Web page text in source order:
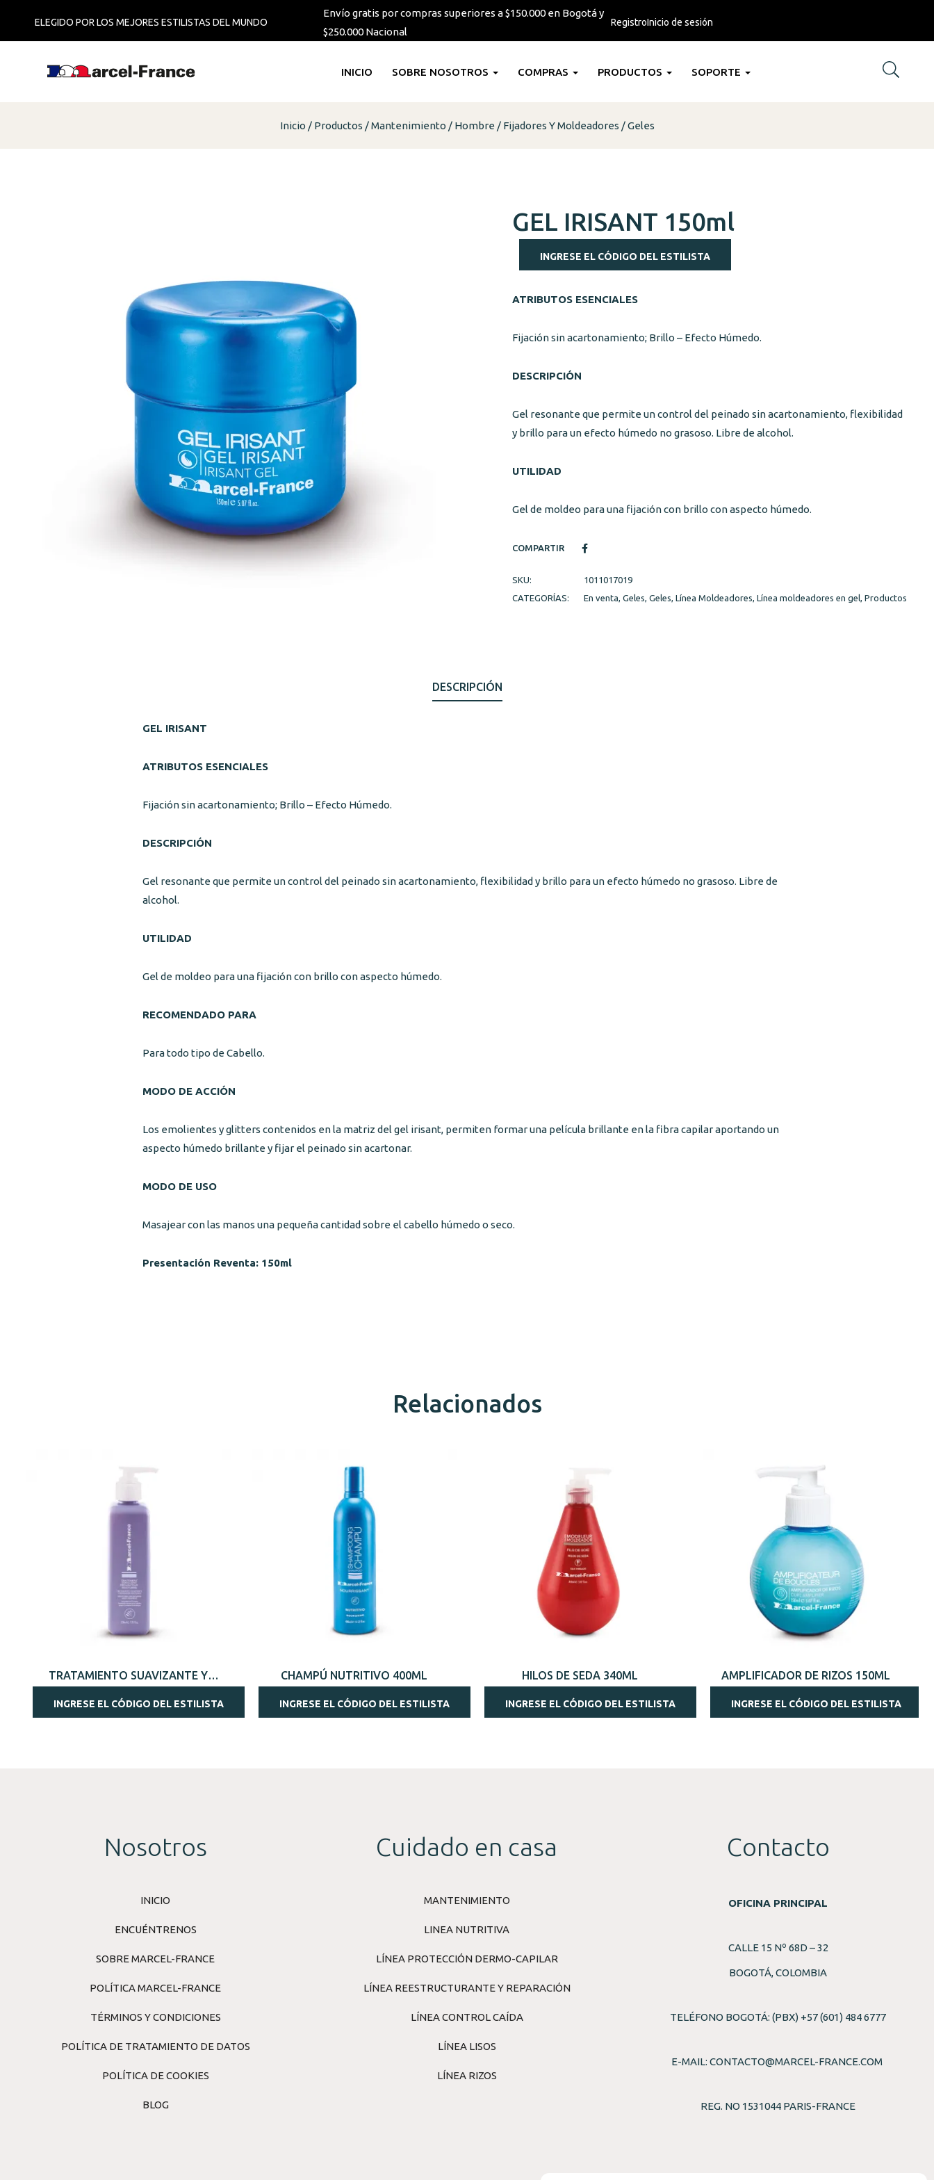
ELEGIDO POR LOS MEJORES ESTILISTAS DEL MUNDO
Envío gratis por compras superiores a $150.000 en Bogotá y
$250.000 Nacional
RegistroInicio de sesión
INICIO SOBRE NOSOTROS COMPRAS PRODUCTOS SOPORTE
Inicio Productos Mantenimiento Hombre Fijadores Y Moldeadores Geles
GEL IRISANT 150ml
INGRESE EL CÓDIGO DEL ESTILISTA
ATRIBUTOS ESENCIALES
Fijación sin acartonamiento; Brillo – Efecto Húmedo.
DESCRIPCIÓN
Gel resonante que permite un control del peinado sin acartonamiento, flexibilidad
y brillo para un efecto húmedo no grasoso. Libre de alcohol.
UTILIDAD
Gel de moldeo para una fijación con brillo con aspecto húmedo.
COMPARTIR
SKU:
1011017019
CATEGORÍAS:
En venta, Geles, Geles, Línea Moldeadores, Línea moldeadores en gel, Productos
DESCRIPCIÓN
GEL IRISANT
ATRIBUTOS ESENCIALES
Fijación sin acartonamiento; Brillo – Efecto Húmedo.
DESCRIPCIÓN
Gel resonante que permite un control del peinado sin acartonamiento, flexibilidad y brillo para un efecto húmedo no grasoso. Libre de
alcohol.
UTILIDAD
Gel de moldeo para una fijación con brillo con aspecto húmedo.
RECOMENDADO PARA
Para todo tipo de Cabello.
MODO DE ACCIÓN
Los emolientes y glitters contenidos en la matriz del gel irisant, permiten formar una película brillante en la fibra capilar aportando un
aspecto húmedo brillante y fijar el peinado sin acartonar.
MODO DE USO
Masajear con las manos una pequeña cantidad sobre el cabello húmedo o seco.
Presentación Reventa: 150ml
Relacionados
VISTA RÁPIDA
TRATAMIENTO SUAVIZANTE Y
REPARADOR NOCTURNO 230ML
INGRESE EL CÓDIGO DEL ESTILISTA
CHAMPÚ NUTRITIVO 400ML
INGRESE EL CÓDIGO DEL ESTILISTA
VISTA RÁPIDA
HILOS DE SEDA 340ML
INGRESE EL CÓDIGO DEL ESTILISTA
VISTA RÁPIDA
AMPLIFICADOR DE RIZOS 150ML
INGRESE EL CÓDIGO DEL ESTILISTA
Nosotros
INICIO
ENCUÉNTRENOS
SOBRE MARCEL-FRANCE
POLÍTICA MARCEL-FRANCE
TÉRMINOS Y CONDICIONES
POLÍTICA DE TRATAMIENTO DE DATOS
POLÍTICA DE COOKIES
BLOG
Cuidado en casa
MANTENIMIENTO
LINEA NUTRITIVA
LÍNEA PROTECCIÓN DERMO-CAPILAR
LÍNEA REESTRUCTURANTE Y REPARACIÓN
LÍNEA CONTROL CAÍDA
LÍNEA LISOS
LÍNEA RIZOS
Contacto
OFICINA PRINCIPAL
CALLE 15 Nº 68D – 32
BOGOTÁ, COLOMBIA
TELÉFONO BOGOTÁ: (PBX) +57 (601) 484 6777
E-MAIL:CONTACTO@MARCEL-FRANCE.COM
REG. NO 1531044 PARIS-FRANCE